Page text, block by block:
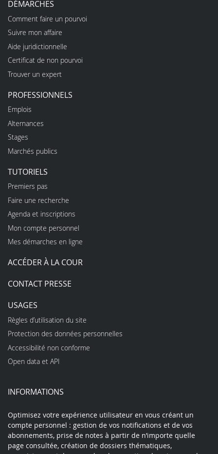
DÉMARCHES
Comment faire un pourvoi
Suivre mon affaire
Aide juridictionnelle
Certificat de non pourvoi
Trouver un expert
PROFESSIONNELS
Emplois
Alternances
Stages
Marchés publics
TUTORIELS
Premiers pas
Faire une recherche
Agenda et inscriptions
Mon compte personnel
Mes démarches en ligne
ACCÉDER À LA COUR
CONTACT PRESSE
USAGES
Règles d’utilisation du site
Protection des données personnelles
Accessibilité non conforme
Open data et API
INFORMATIONS
Optimisez votre expérience utilisateur en vous créant un
compte personnel : gestion de vos notifications et de vos
abonnements, prise de notes à partir de n’importe quelle
page consultée, création de dossiers thématiques,